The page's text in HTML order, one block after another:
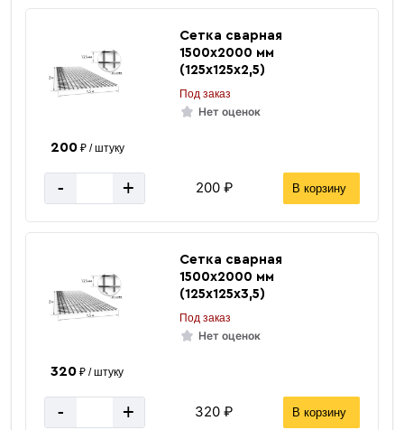
Сетка сварная
1500х2000 мм
(125х125х2,5)
Под заказ
Нет оценок
200₽ / штуку
- + 200 ₽ В корзину
Сетка сварная
1500х2000 мм
(125х125х3,5)
Под заказ
Нет оценок
320₽ / штуку
- + 320 ₽ В корзину